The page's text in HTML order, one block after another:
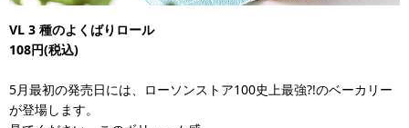
VL 3 種のよくばりロール
108円(税込)
5月最初の発売日には、ローソンストア100史上最強?!のベーカリー
が登場します。